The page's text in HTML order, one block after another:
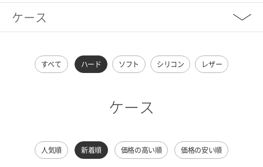
ケース
すべて ハード ソフト シリコン レザー
ケース
人気順 新着順 価格の高い順 価格の安い順